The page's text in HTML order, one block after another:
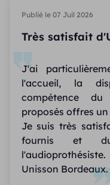
Publié le 07 Juil 2026
Très satisfait
J'ai
l'accueil, la
compétence
proposés offres
Je suis très
fournis et du
Unisson Bordeaux.